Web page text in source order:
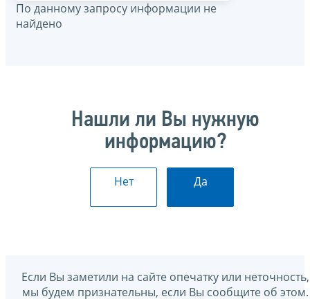
По данному запросу информации не
найдено
Нашли ли Вы нужную
информацию?
Нет Да
Если Вы заметили на сайте опечатку или неточность,
мы будем признательны, если Вы сообщите об этом.